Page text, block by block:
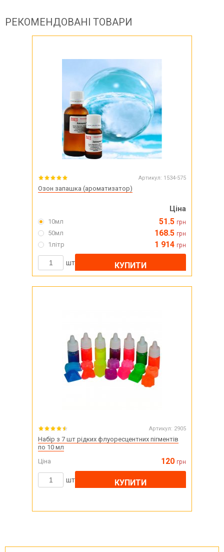
РЕКОМЕНДОВАНІ ТОВАРИ
Артикул: 1534-575
Озон запашка (ароматизатор)
Ціна
10мл 51.5 грн
50мл 168.5 грн
1літр 1 914 грн
шт КУПИТИ
Артикул: 2905
Набір з 7 шт рідких флуоресцентних пігментів
по 10 мл
Ціна
120 грн
шт КУПИТИ